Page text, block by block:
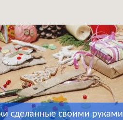
сделанные своими руками